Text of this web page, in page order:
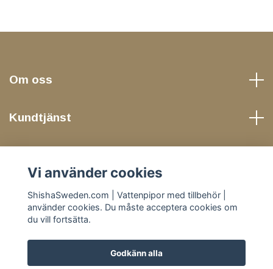
Om oss
Kundtjänst
Sociala medier
Vi använder cookies
ShishaSweden.com | Vattenpipor med tillbehör |
använder cookies. Du måste acceptera cookies om
du vill fortsätta.
Godkänn alla